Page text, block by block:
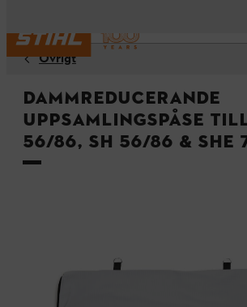
Övrigt
Dammreducerande
uppsamlingspåse till
56/86, SH 56/86 & SHE